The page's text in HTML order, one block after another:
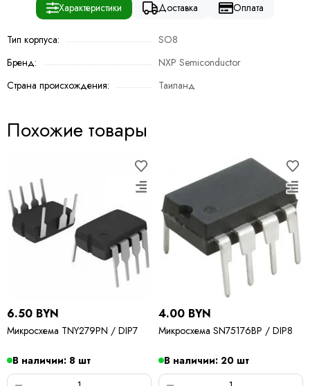
Характеристики Доставка Оплата
Тип корпуса:
SO8
Бренд:
NXP Semiconductor
Страна происхождения:
Таиланд
Похожие товары
6.50 BYN
Микросхема TNY279PN / DIP7
В наличии: 8 шт
4.00 BYN
Микросхема SN75176BP / DIP8
В наличии: 20 шт